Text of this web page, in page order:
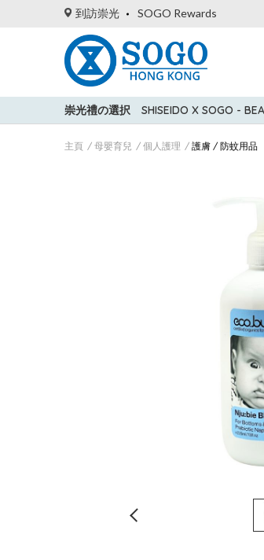
到訪崇光 SOGO Rewards
崇光禮の選択 SHISEIDO X SOGO -
主頁 母嬰育兒 個人護理 護膚 / 防蚊用品